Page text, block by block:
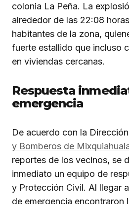
colonia La Peña. La
alrededor de las 22:08
habitantes de la zona,
fuerte estallido que incluso
en viviendas cercanas.
Respuesta
emergencia
De acuerdo con la
y Bomberos de
reportes de los vecinos, se
inmediato un equipo de
y Protección Civil. Al llegar
de emergencia encontraron